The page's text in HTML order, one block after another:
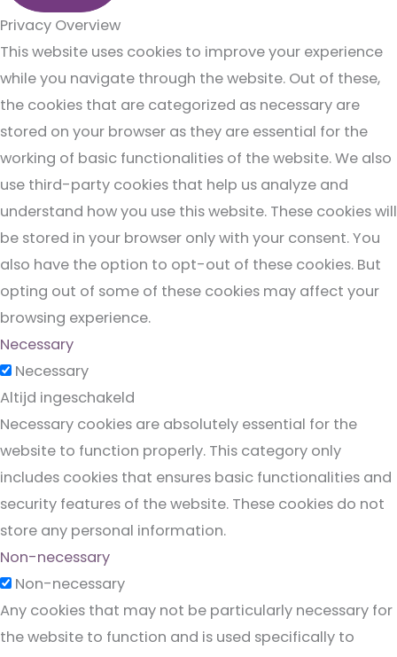
Privacy Overview
This website uses cookies to improve your experience
while you navigate through the website. Out of these,
the cookies that are categorized as necessary are
stored on your browser as they are essential for the
working of basic functionalities of the website. We also
use third-party cookies that help us analyze and
understand how you use this website. These cookies will
be stored in your browser only with your consent. You
also have the option to opt-out of these cookies. But
opting out of some of these cookies may affect your
browsing experience.
Necessary
Necessary
Altijd ingeschakeld
Necessary cookies are absolutely essential for the
website to function properly. This category only
includes cookies that ensures basic functionalities and
security features of the website. These cookies do not
store any personal information.
Non-necessary
Non-necessary
Any cookies that may not be particularly necessary for
the website to function and is used specifically to